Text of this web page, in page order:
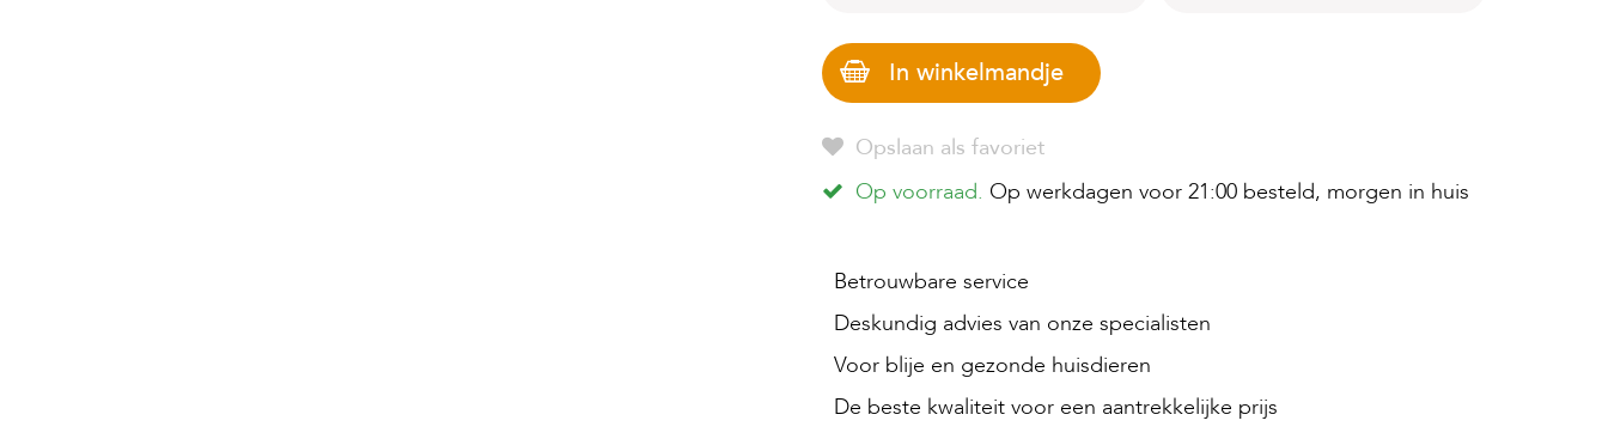
In winkelmandje
Opslaan als favoriet
Op voorraad. Op werkdagen voor 21:00 besteld, morgen in huis
Betrouwbare service
Deskundig advies van onze specialisten
Voor blije en gezonde huisdieren
De beste kwaliteit voor een aantrekkelijke prijs